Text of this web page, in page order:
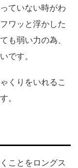
ていない時がわ
ワッと浮かした
も弱い力の為、
です。
くりをいれるこ
。
ことをロングス